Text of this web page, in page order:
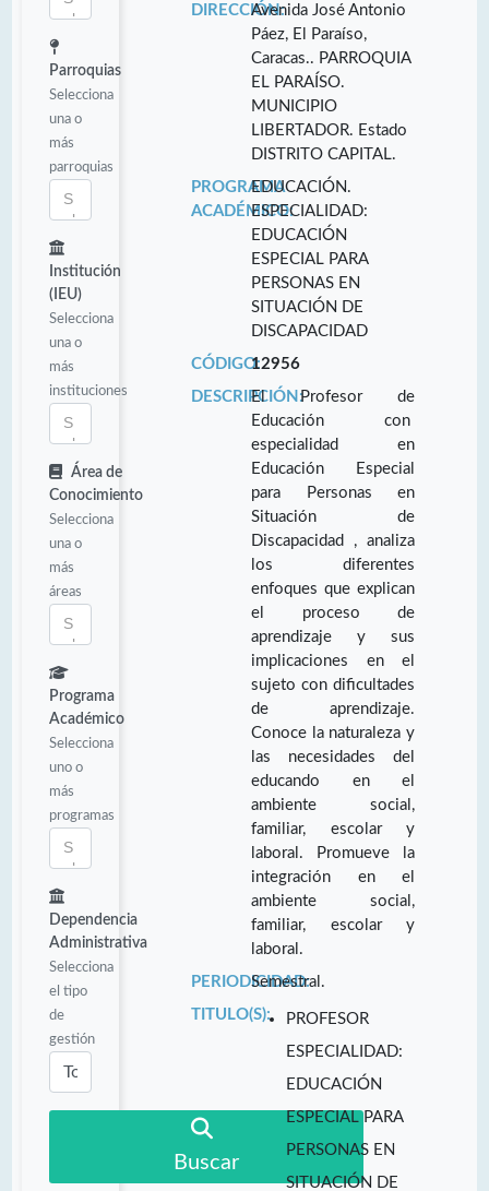
Parroquias
Selecciona
una o
más
parroquias
Institución
(IEU)
Selecciona
una o
más
instituciones
Área de
Conocimiento
Selecciona
una o
más
áreas
Programa
Académico
Selecciona
uno o
más
programas
Dependencia
Administrativa
Selecciona
el tipo
de
gestión
Buscar
DIRECCIÓN:Avenida José Antonio
Páez, El Paraíso,
Caracas.. PARROQUIA
EL PARAÍSO.
MUNICIPIO
LIBERTADOR. Estado
DISTRITO CAPITAL.
PROGRAMA
ACADÉMICO:
EDUCACIÓN.
ESPECIALIDAD:
EDUCACIÓN
ESPECIAL PARA
PERSONAS EN
SITUACIÓN DE
DISCAPACIDAD
CÓDIGO:12956
DESCRIPCIÓN:El Profesor de
Educación con
especialidad en
Educación Especial
para Personas en
Situación de
Discapacidad , analiza
los diferentes
enfoques que explican
el proceso de
aprendizaje y sus
implicaciones en el
sujeto con dificultades
de aprendizaje.
Conoce la naturaleza y
las necesidades del
educando en el
ambiente social,
familiar, escolar y
laboral. Promueve la
integración en el
ambiente social,
familiar, escolar y
laboral.
PERIODICIDAD:
Semestral.
TITULO(S):
PROFESOR
ESPECIALIDAD:
EDUCACIÓN
ESPECIAL PARA
PERSONAS EN
SITUACIÓN DE